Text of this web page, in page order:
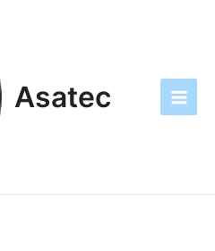
Asatec